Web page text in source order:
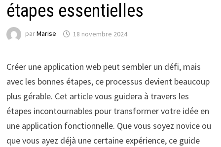
étapes essentielles
parMarise 18 novembre 2024
Créer une application web peut sembler un défi, mais
avec les bonnes étapes, ce processus devient beaucoup
plus gérable. Cet article vous guidera à travers les
étapes incontournables pour transformer votre idée en
une application fonctionnelle. Que vous soyez novice ou
que vous ayez déjà une certaine expérience, ce guide